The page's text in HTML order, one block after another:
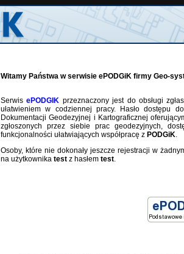
Witamy Państwa w serwisie ePODGiK firmy Geo-
Serwis ePODGIK przeznaczony jest do obsługi
ułatwieniem w codziennej pracy. Hasło dostępu
Dokumentacji Geodezyjnej i Kartograficznej
zgłoszonych przez siebie prac geodezyjnych,
funkcjonalności ułatwiających współpracę z PODGiK.
Osoby, które nie dokonały jeszcze rejestracji w
na użytkownika test z hasłem test.